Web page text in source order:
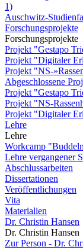
1)
Auschwitz-
Forschungsprojekte
Forschungsprojekte
Projekt "Gestapo
Projekt "Digitaler
Projekt "NS-
Abgeschlossene
Projekt "Gestapo
Projekt "NS-
Projekt "Digitaler
Lehre
Lehre
Workcamp
Lehre vergangener
Abschlussarbeiten
Dissertationen
Veröffentlichungen
Vita
Materialien
Dr. Christin Hansen
Dr. Christin Hansen
Zur Person - Dr.